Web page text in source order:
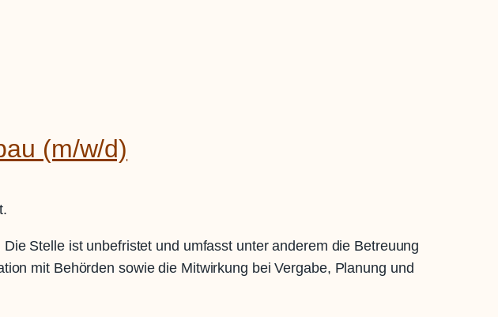
(m/w/d)
Stelle ist unbefristet und umfasst unter anderem die Betreuung
mit Behörden sowie die Mitwirkung bei Vergabe, Planung und